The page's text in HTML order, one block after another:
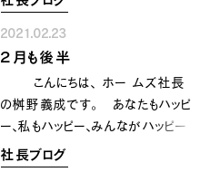
決断 時代の流れが速いこの時流
の中で 日々考えながら 日々
行動しながら 日々結果を出して
行く事が求められます。 兎に角
今の時代は止まっていては
下りのエスカレーターに乗っているの
と 同じ事 動く事 それも
考えながら動く事 考えていてか
2021.02.23
２月も後半
こんにちは、 ホー ムズ社長
の桝野義成です。 あなたもハッピ
ー、私もハッピー、みんながハッピー
になるために共に顔晴りましょう
昨日と変わって また寒くなりました。
社長ブログ